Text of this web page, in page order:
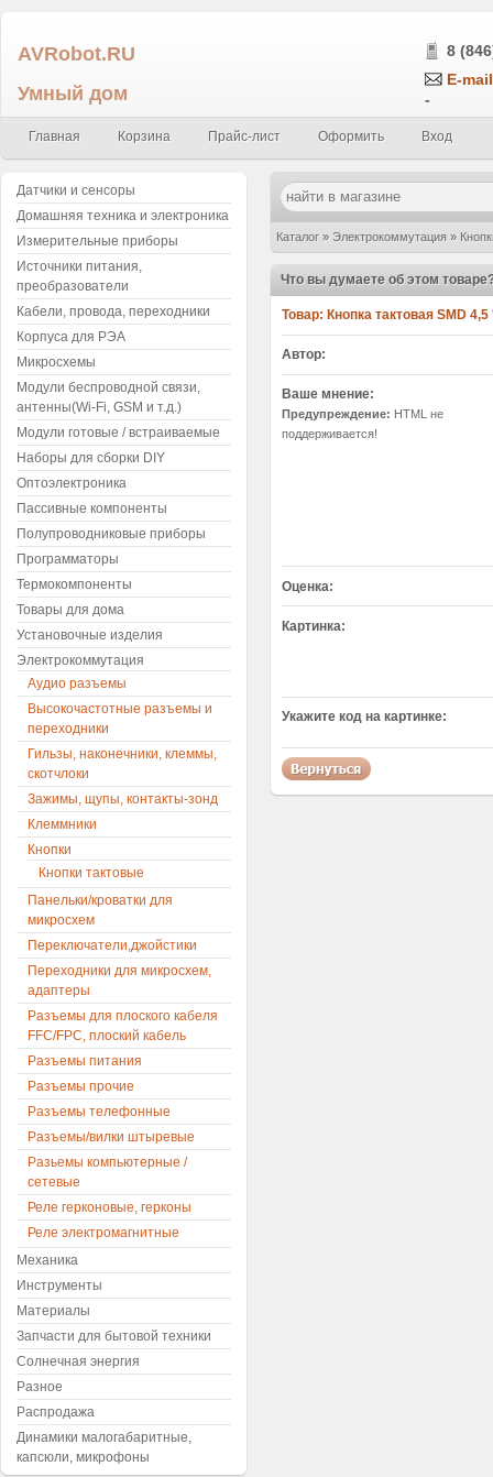
AVRobot.RU
Умный дом
8
E-
-
Главная Корзина Прайс-лист Оформить Вход
Каталог » Электрокоммутация »
Что вы думаете об этом
Товар: Кнопка тактовая SMD
Автор:
Ваше мнение:
Предупреждение: HTML не
поддерживается!
Оценка:
Картинка:
Укажите код на картинке:
Датчики и сенсоры
Домашняя техника и электроника
Измерительные приборы
Источники питания,
преобразователи
Кабели, провода, переходники
Корпуса для РЭА
Микросхемы
Модули беспроводной связи,
антенны(Wi-Fi, GSM и т.д.)
Модули готовые / встраиваемые
Наборы для сборки DIY
Оптоэлектроника
Пассивные компоненты
Полупроводниковые приборы
Программаторы
Термокомпоненты
Товары для дома
Установочные изделия
Электрокоммутация
Аудио разъемы
Высокочастотные разъемы и
переходники
Гильзы, наконечники, клеммы,
скотчлоки
Зажимы, щупы, контакты-зонд
Клеммники
Кнопки
Кнопки тактовые
Панельки/кроватки для
микросхем
Переключатели,джойстики
Переходники для микросхем,
адаптеры
Разъемы для плоского кабеля
FFC/FPC, плоский кабель
Разъемы питания
Разъемы прочие
Разъемы телефонные
Разъемы/вилки штыревые
Разьемы компьютерные /
сетевые
Реле герконовые, герконы
Реле электромагнитные
Механика
Инструменты
Материалы
Запчасти для бытовой техники
Солнечная энергия
Разное
Распродажа
Динамики малогабаритные,
капсюли, микрофоны